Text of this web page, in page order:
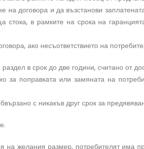
договора и да възстанови
в рамките на срока на
ако несъответствието на
в срок до две години, считано от
поправката или замяната на
с никакъв друг срок за
на желания размер, потребителят